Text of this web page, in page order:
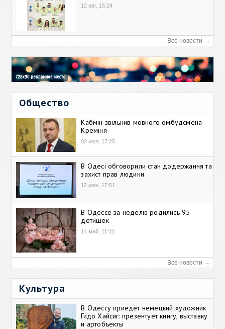
12 авг, 15:24
Все новости →
Общество
Кабмін звільнив мовного омбудсмена
Креміня
02 июл, 17:25
В Одесі обговорили стан додержання та
захист прав людини
12 июн, 17:51
В Одессе за неделю родились 95
детишек
14 май, 11:01
Все новости →
Культура
В Одессу приедет немецкий художник
Гидо Хайсиг: презентует книгу, выставку
и артобъекты